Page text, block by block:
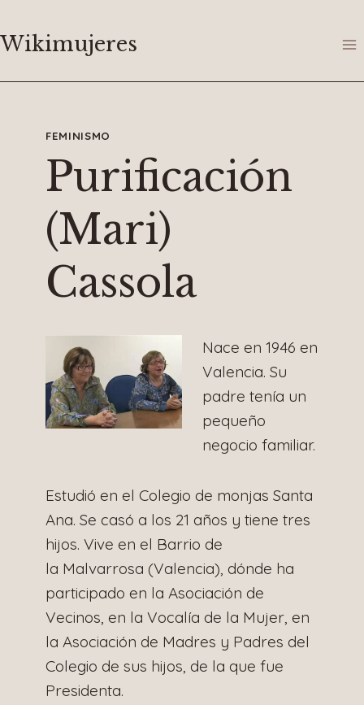
al
Wikimujeres
FEMINISMO
Purificación
(Mari)
Cassola
Nace en 1946 en
Valencia. Su
padre tenía un
pequeño
negocio familiar.
Estudió en el Colegio de monjas Santa
Ana. Se casó a los 21 años y tiene tres
hijos. Vive en el Barrio de
la Malvarrosa (Valencia), dónde ha
participado en la Asociación de
Vecinos, en la Vocalía de la Mujer, en
la Asociación de Madres y Padres del
Colegio de sus hijos, de la que fue
Presidenta.